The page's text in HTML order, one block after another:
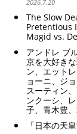
2026.7.20
The Slow
Pretentious
Magid vs.
アンドレ ブ
京を大好き
ン、エット
ョーニ、ジ
スーティン
ンクーシ、
子、青木豊
「日本の天